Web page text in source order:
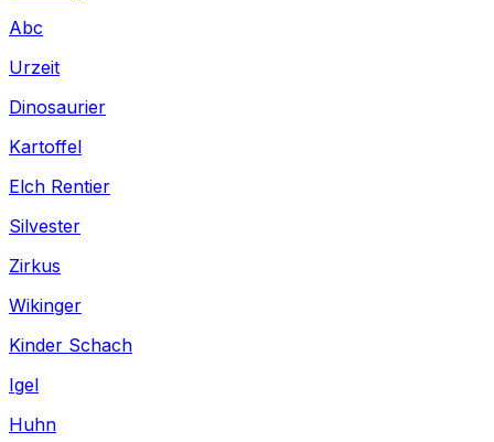
Abc
Urzeit
Dinosaurier
Kartoffel
Elch Rentier
Silvester
Zirkus
Wikinger
Kinder Schach
Igel
Huhn